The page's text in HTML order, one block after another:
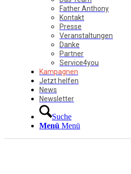
Father Anthony
Kontakt
Presse
Veranstaltungen
Danke
Partner
Service4you
Kampagnen
Jetzt helfen
News
Newsletter
Suche
Menü Menü